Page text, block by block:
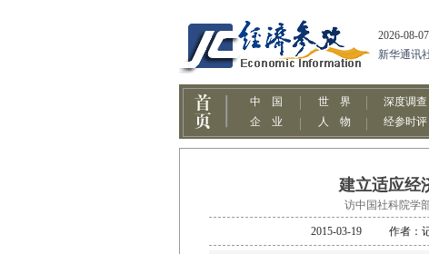
建立适应经
访中国社科院学
2015-03-19 作者：